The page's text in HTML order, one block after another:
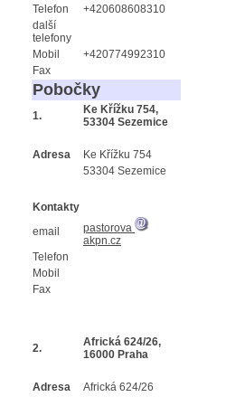
Telefon
+420608608310
další
telefony
Mobil
+420774992310
Fax
Pobočky
1.
Ke Křížku 754,
53304 Sezemice
Adresa
Ke Křížku 754
53304 Sezemice
Kontakty
email
pastorova
akpn.cz
Telefon
Mobil
Fax
2.
Africká 624/26,
16000 Praha
Adresa
Africká 624/26